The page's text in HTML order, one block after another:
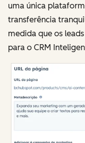
uma única
transferência
medida que os
para o CRM